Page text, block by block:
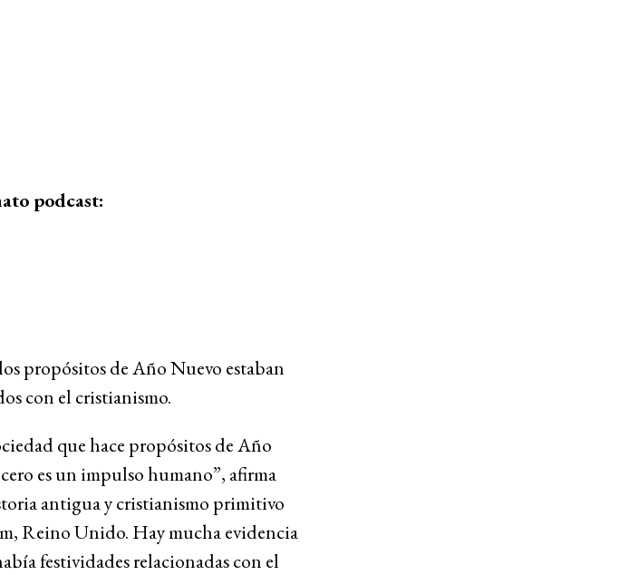
podcast:
propósitos de Año Nuevo estaban
con el cristianismo.
que hace propósitos de Año
es un impulso humano”, afirma
antigua y cristianismo primitivo
Reino Unido. Hay mucha evidencia
festividades relacionadas con el